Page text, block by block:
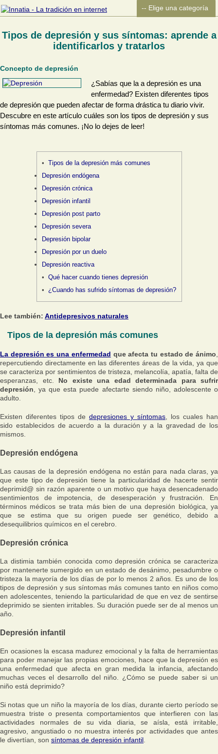
Tipos de depresión y sus síntomas: aprende a
identificarlos y tratarlos
Concepto de depresión
¿Sabías que la a depresión es una
enfermedad? Existen diferentes tipos
de depresión que pueden afectar de forma drástica tu diario vivir.
Descubre en este artículo cuáles son los tipos de depresión y sus
síntomas más comunes. ¡No lo dejes de leer!
Tipos de la depresión más comunes
Depresión endógena
Depresión crónica
Depresión infantil
Depresión post parto
Depresión severa
Depresión bipolar
Depresión por un duelo
Depresión reactiva
Qué hacer cuando tienes depresión
¿Cuando has sufrido síntomas de depresión?
Lee también: Antidepresivos naturales
Tipos de la depresión más comunes
La depresión es una enfermedad que afecta tu estado de ánimo
repercutiendo directamente en las diferentes áreas de la vida, ya que
se caracteriza por sentimientos de tristeza, melancolía, apatía, falta de
esperanzas, etc. No existe una edad determinada para sufrir
depresión , ya que esta puede afectarte siendo niño, adolescente o
adulto.
Existen diferentes tipos de depresiones y síntomas , los cuales han
sido establecidos de acuerdo a la duración y a la gravedad de los
mismos.
Depresión endógena
Las causas de la depresión endógena no están para nada claras, ya
que este tipo de depresión tiene la particularidad de hacerte sentir
deprimid@ sin razón aparente o un motivo que haya desencadenado
sentimientos de impotencia, de desesperación y frustración. En
términos médicos se trata más bien de una depresión biológica, ya
que se estima que su origen puede ser genético, debido a
desequilibrios químicos en el cerebro.
Depresión crónica
La distimia también conocida como depresión crónica se caracteriza
por mantenerte sumergido en un estado de desánimo, pesadumbre o
tristeza la mayoría de los días de por lo menos 2 años. Es uno de los
tipos de depresión y sus síntomas más comunes tanto en niños como
en adolescentes, teniendo la particularidad de que en vez de sentirse
deprimido se sienten irritables. Su duración puede ser de al menos un
año.
Depresión infantil
En ocasiones la escasa madurez emocional y la falta de herramientas
para poder manejar las propias emociones, hace que la depresión es
una enfermedad que afecta en gran medida la infancia, afectando
muchas veces el desarrollo del niño. ¿Cómo se puede saber si un
niño está deprimido?
Si notas que un niño la mayoría de los días, durante cierto período se
muestra triste o presenta comportamientos que interfieren con las
actividades normales de su vida diaria, se aísla, está irritable,
agresivo, angustiado o no muestra interés por actividades que antes
le divertían, son síntomas de depresión infantil